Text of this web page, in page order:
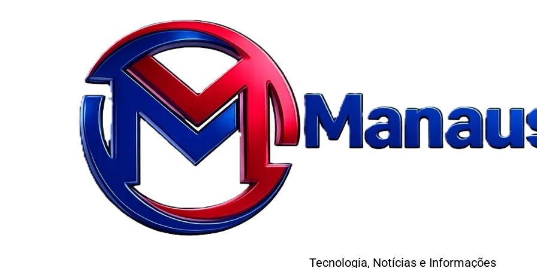
Tecnologia, Notícias e Informações